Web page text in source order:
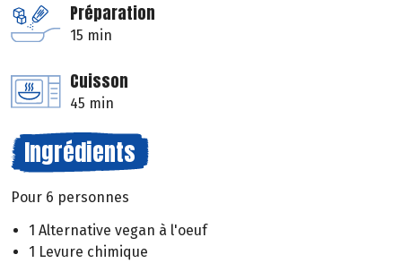
Préparation
15 min
Cuisson
45 min
Ingrédients
Pour 6 personnes
1 Alternative vegan à l'oeuf
1 Levure chimique